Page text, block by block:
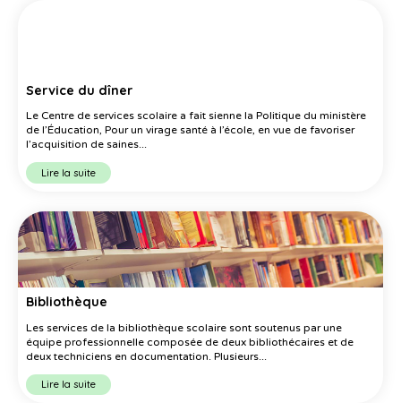
Service du dîner
Le Centre de services scolaire a fait sienne la Politique du ministère
de l’Éducation, Pour un virage santé à l’école, en vue de favoriser
l’acquisition de saines...
Lire la suite
Bibliothèque
Les services de la bibliothèque scolaire sont soutenus par une
équipe professionnelle composée de deux bibliothécaires et de
deux techniciens en documentation. Plusieurs...
Lire la suite